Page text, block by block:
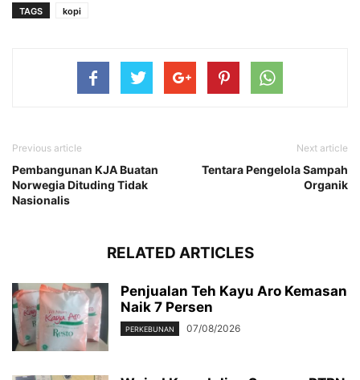
TAGS kopi
Previous article
Pembangunan KJA Buatan
Norwegia Dituding Tidak
Nasionalis
Next article
Tentara Pengelola Sampah
Organik
RELATED ARTICLES
Penjualan Teh Kayu Aro Kemasan
Naik 7 Persen
PERKEBUNAN 07/08/2026